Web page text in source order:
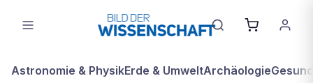
Astronomie & PhysikErde & UmweltArchäologie